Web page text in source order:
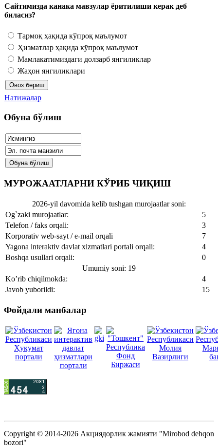
Сайтимизда канака мавзулар ёритилиши керак деб
биласиз?
Тармоқ ҳақида кўпроқ маълумот
Ҳизматлар ҳақида кўпроқ маълумот
Мамлакатимиздаги долзарб янгиликлар
Жаҳон янгиликлари
Натижалар
Обуна бўлиш
МУРОЖААТЛАРНИ КЎРИБ ЧИҚИШ
2026-yil davomida kelib tushgan murojaatlar soni:
Og`zaki murojaatlar:
5
Telefon / faks orqali:
3
Korporativ web-sayt / e-mail orqali
7
Yagona interaktiv davlat xizmatlari portali orqali:
4
Boshqa usullari orqali:
0
Umumiy soni: 19
Ko’rib chiqilmokda:
4
Javob yuborildi:
15
Фойдали манбалар
Copyright © 2014-2026 Акциядорлик жамияти "Mirobod dehqon
bozori"